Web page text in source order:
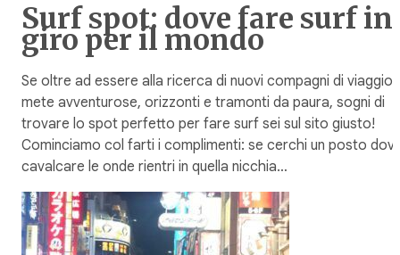
Surf spot: dove fare surf in
giro per il mondo
Se oltre ad essere alla ricerca di nuovi compagni di viaggio,
mete avventurose, orizzonti e tramonti da paura, sogni di
trovare lo spot perfetto per fare surf sei sul sito giusto!
Cominciamo col farti i complimenti: se cerchi un posto
cavalcare le onde rientri in quella nicchia…